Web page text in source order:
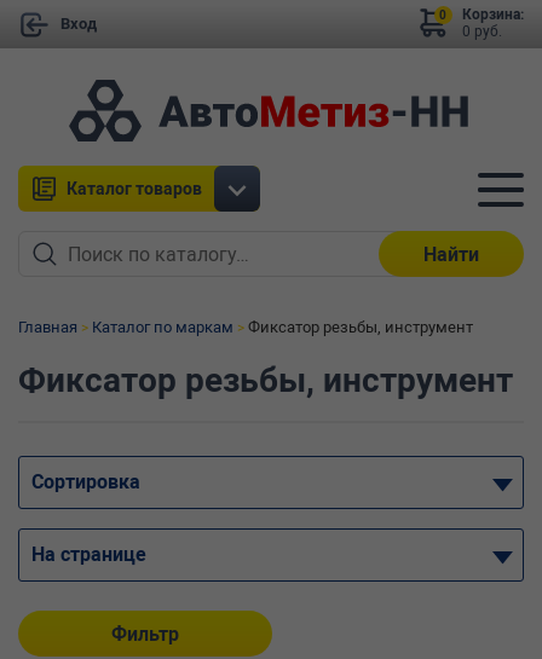
Вход
Корзина:
0 руб.
0
Каталог товаров
Найти
Главная Каталог по маркам Фиксатор резьбы, инструмент
Фиксатор резьбы, инструмент
Сортировка
На странице
Фильтр